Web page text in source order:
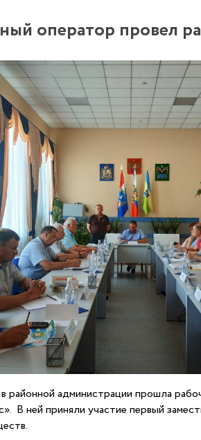
оператор провел
в районной администрации прошла
». В ней приняли участие первый